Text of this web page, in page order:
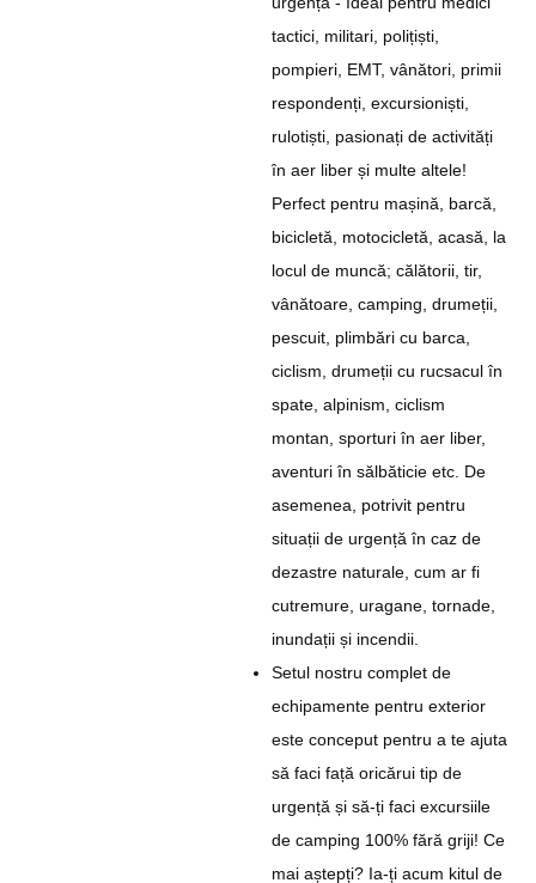
tactici, militari, polițiști,
pompieri, EMT, vânători, primii
respondenți, excursioniști,
rulotiști, pasionați de activități
în aer liber și multe altele!
Perfect pentru mașină, barcă,
bicicletă, motocicletă, acasă, la
locul de muncă; călătorii, tir,
vânătoare, camping, drumeții,
pescuit, plimbări cu barca,
ciclism, drumeții cu rucsacul în
spate, alpinism, ciclism
montan, sporturi în aer liber,
aventuri în sălbăticie etc. De
asemenea, potrivit pentru
situații de urgență în caz de
dezastre naturale, cum ar fi
cutremure, uragane, tornade,
inundații și incendii.
Setul nostru complet de
echipamente pentru exterior
este conceput pentru a te ajuta
să faci față oricărui tip de
urgență și să-ți faci excursiile
de camping 100% fără griji! Ce
mai aștepți? Ia-ți acum kitul de